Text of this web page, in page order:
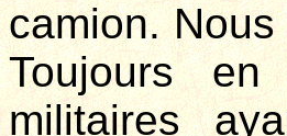
camion.
Toujours
militaires